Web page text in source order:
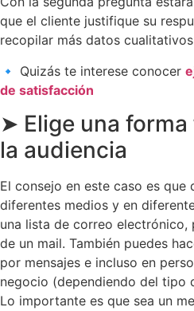
que el cliente justifique su
recopilar más datos
🔹 Quizás te interese conocer
de satisfacción
➤ Elige una
la audiencia
El consejo en este caso es que
diferentes medios y en
una lista de correo electrónico,
de un mail. También puedes
por mensajes e incluso en
negocio (dependiendo del tipo
Lo importante es que sea un